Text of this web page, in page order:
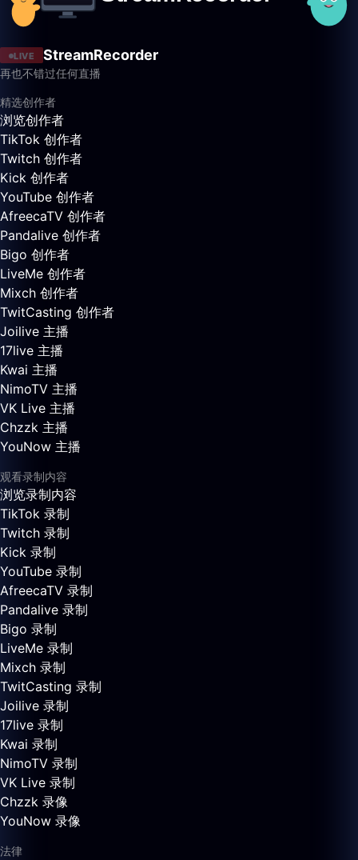
LIVE StreamRecorder
再也不错过任何直播
精选创作者
浏览创作者
TikTok 创作者
Twitch 创作者
Kick 创作者
YouTube 创作者
AfreecaTV 创作者
Pandalive 创作者
Bigo 创作者
LiveMe 创作者
Mixch 创作者
TwitCasting 创作者
Joilive 主播
17live 主播
Kwai 主播
NimoTV 主播
VK Live 主播
Chzzk 主播
YouNow 主播
观看录制内容
浏览录制内容
TikTok 录制
Twitch 录制
Kick 录制
YouTube 录制
AfreecaTV 录制
Pandalive 录制
Bigo 录制
LiveMe 录制
Mixch 录制
TwitCasting 录制
Joilive 录制
17live 录制
Kwai 录制
NimoTV 录制
VK Live 录制
Chzzk 录像
YouNow 录像
法律